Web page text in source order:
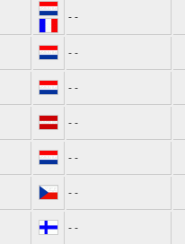
- -
- -
- -
- -
- -
- -
- -